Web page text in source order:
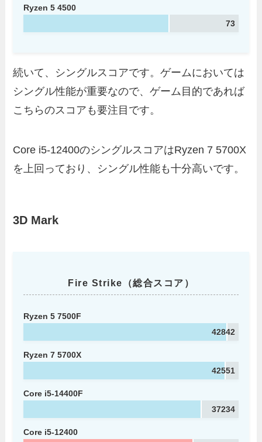
Ryzen 5 4500
73
続いて、シングルスコアです。ゲームにおいては
シングル性能が重要なので、ゲーム目的であれば
こちらのスコアも要注目です。
Core i5-12400のシングルスコアはRyzen 7 5700X
を上回っており、シングル性能も十分高いです。
3D Mark
Fire Strike（総合スコア）
Ryzen 5 7500F
42842
Ryzen 7 5700X
42551
Core i5-14400F
37234
Core i5-12400